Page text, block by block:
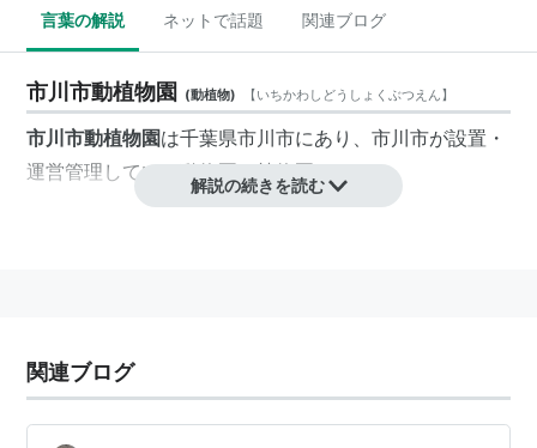
言葉の解説 ネットで話題 関連ブログ
市川市動植物園 (動植物) 【いちかわしどうしょくぶつえん】
市川市動植物園は千葉県市川市にあり、市川市が設置・
運営管理している動物園・植物園。
解説の続きを読む
関連ブログ